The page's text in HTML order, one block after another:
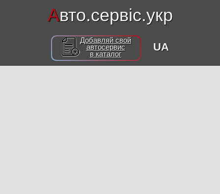
Авто.сервіс.укр
Добавляй свой
автосервис
в каталог
UA